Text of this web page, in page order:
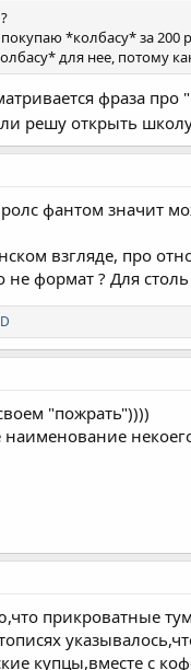
*колбасу* за 200
для нее, потому
фраза
решу открыть
фантом значит
взгляде, про
не формат ? Для
"пожрать"))))
прикроватные
купцы,вместе с